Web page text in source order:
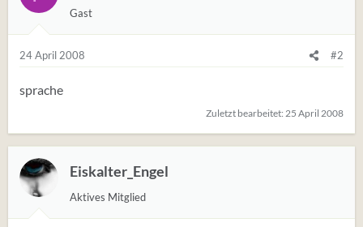
Gast
24 April 2008 #2
sprache
Zuletzt bearbeitet: 25 April 2008
Eiskalter_Engel
Aktives Mitglied